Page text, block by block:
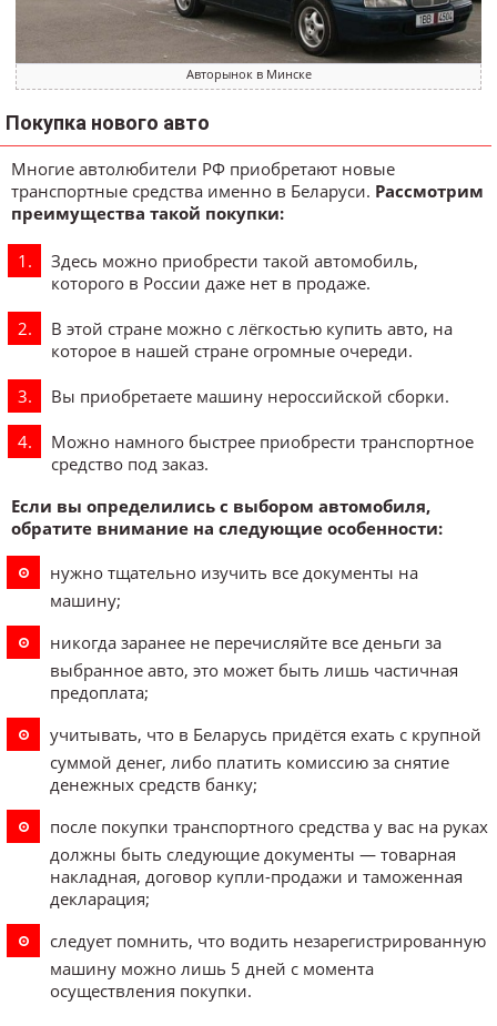
Авторынок в Минске
Покупка нового авто
Многие автолюбители РФ приобретают новые
транспортные средства именно в Беларуси. Рассмотрим
преимущества такой покупки:
Здесь можно приобрести такой автомобиль,
которого в России даже нет в продаже.
В этой стране можно с лёгкостью купить авто, на
которое в нашей стране огромные очереди.
Вы приобретаете машину нероссийской сборки.
Можно намного быстрее приобрести транспортное
средство под заказ.
Если вы определились с выбором автомобиля,
обратите внимание на следующие особенности:
нужно тщательно изучить все документы на
машину;
никогда заранее не перечисляйте все деньги за
выбранное авто, это может быть лишь частичная
предоплата;
учитывать, что в Беларусь придётся ехать с крупной
суммой денег, либо платить комиссию за снятие
денежных средств банку;
после покупки транспортного средства у вас на руках
должны быть следующие документы — товарная
накладная, договор купли-продажи и таможенная
декларация;
следует помнить, что водить незарегистрированную
машину можно лишь 5 дней с момента
осуществления покупки.